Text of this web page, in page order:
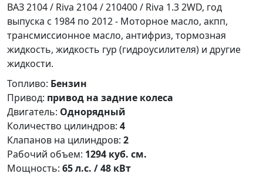
ВАЗ 2104 / Riva 2104 / 210400 / Riva 1.3 2WD, год
выпуска с 1984 по 2012 - Моторное масло, акпп,
трансмиссионное масло, антифриз, тормозная
жидкость, жидкость гур (гидроусилителя) и другие
жидкости.
Топливо: Бензин
Привод: привод на задние колеса
Двигатель: Однорядный
Количество цилиндров: 4
Клапанов на цилиндров: 2
Рабочий объем: 1294 куб. см.
Мощность: 65 л.с. / 48 кВт